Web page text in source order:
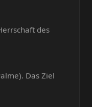
des
Das Ziel